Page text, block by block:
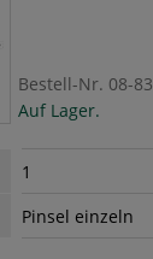
Bestell-Nr. 08-
Auf Lager.
1
Pinsel einzeln